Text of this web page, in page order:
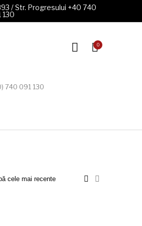
/ Str. Progresului +40 740
130
0
740 091 130